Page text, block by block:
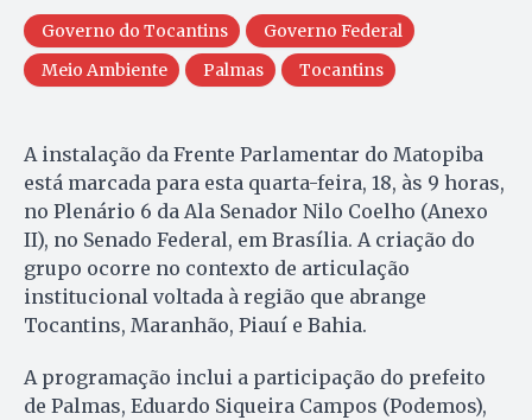
Governo do Tocantins
Governo Federal
Meio Ambiente
Palmas Tocantins
A instalação da Frente Parlamentar do Matopiba
está marcada para esta quarta-feira, 18, às 9 horas,
no Plenário 6 da Ala Senador Nilo Coelho (Anexo
II), no Senado Federal, em Brasília. A criação do
grupo ocorre no contexto de articulação
institucional voltada à região que abrange
Tocantins, Maranhão, Piauí e Bahia.
A programação inclui a participação do prefeito
de Palmas, Eduardo Siqueira Campos (Podemos),